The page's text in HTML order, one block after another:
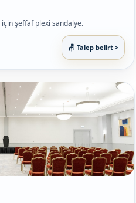
şeffaf plexi sandalye.
Talep belirt >